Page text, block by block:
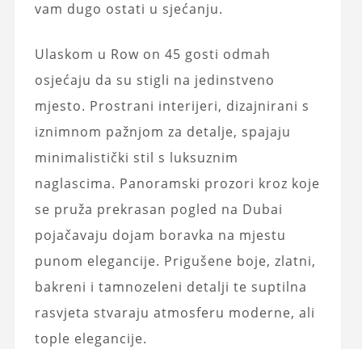
vam dugo ostati u sjećanju.
Ulaskom u Row on 45 gosti odmah
osjećaju da su stigli na jedinstveno
mjesto. Prostrani interijeri, dizajnirani s
iznimnom pažnjom za detalje, spajaju
minimalistički stil s luksuznim
naglascima. Panoramski prozori kroz koje
se pruža prekrasan pogled na Dubai
pojačavaju dojam boravka na mjestu
punom elegancije. Prigušene boje, zlatni,
bakreni i tamnozeleni detalji te suptilna
rasvjeta stvaraju atmosferu moderne, ali
tople elegancije.